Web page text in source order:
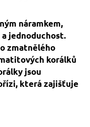
náramkem,
jednoduchost.
zmatnělého
korálků
jsou
která zajišťuje